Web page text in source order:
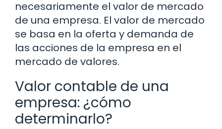
necesariamente el valor de mercado
de una empresa. El valor de mercado
se basa en la oferta y demanda de
las acciones de la empresa en el
mercado de valores.
Valor contable de una
empresa: ¿cómo
determinarlo?